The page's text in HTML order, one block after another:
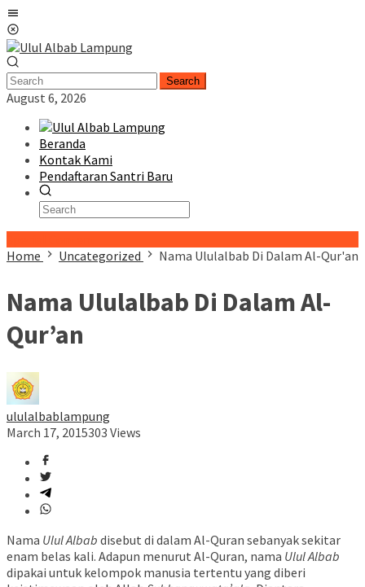
Skip
to
content
Search
August 6, 2026
Beranda
Kontak Kami
Pendaftaran Santri Baru
Home
Uncategorized Nama Ululalbab Di Dalam Al-Qur'an
Nama Ululalbab Di Dalam Al-
Qur’an
ululalbablampung
March 17, 2015303 Views
Nama Ulul Albab disebut di dalam Al-Quran sebanyak sekitar
enam belas kali. Adapun menurut Al-Quran, nama Ulul Albab
dipakai untuk kelompok manusia tertentu yang diberi